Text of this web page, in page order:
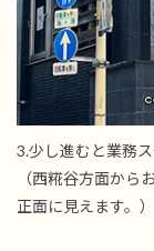
3.少し進むと業務
（西糀谷方面から
正面に見えます。）